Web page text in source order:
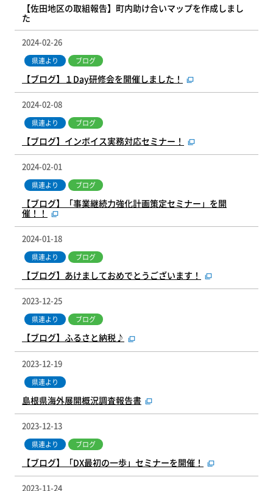
【佐田地区の取組報告】町内助け合いマップを作成しまし
た
2024-02-26
県連より ブログ
【ブログ】１Day研修会を開催しました！
2024-02-08
県連より ブログ
【ブログ】インボイス実務対応セミナー！
2024-02-01
県連より ブログ
【ブログ】「事業継続力強化計画策定セミナー」を開
催！！
2024-01-18
県連より ブログ
【ブログ】あけましておめでとうございます！
2023-12-25
県連より ブログ
【ブログ】ふるさと納税♪
2023-12-19
県連より
島根県海外展開概況調査報告書
2023-12-13
県連より ブログ
【ブログ】「DX最初の一歩」セミナーを開催！
2023-11-24